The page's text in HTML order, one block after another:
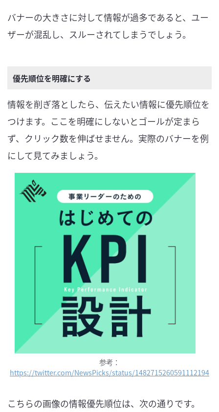
バナーの大きさに対して情報が過多であると、ユー
ザーが混乱し、スルーされてしまうでしょう。
優先順位を明確にする
情報を削ぎ落としたら、伝えたい情報に優先順位を
つけます。ここを明確にしないとゴールが定まら
ず、クリック数を伸ばせません。実際のバナーを例
にして見てみましょう。
参考：
https://twitter.com/NewsPicks/status/1482715260591112194
こちらの画像の情報優先順位は、次の通りです。